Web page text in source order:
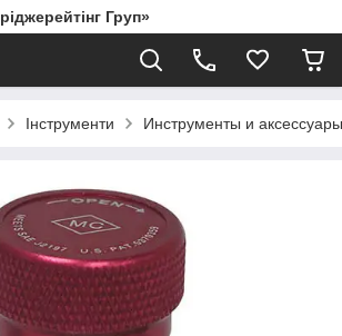
Груп»
Інструменти Инструменты и